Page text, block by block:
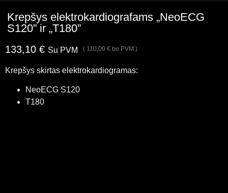
Krepšys elektrokardiografams „NeoECG
S120” ir „T180”
133,10 € Su PVM ( 110,00 € be PVM )
Krepšys skirtas elektrokardiogramas:
NeoECG S120
T180